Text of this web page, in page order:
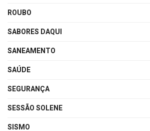
ROUBO
SABORES DAQUI
SANEAMENTO
SAÚDE
SEGURANÇA
SESSÃO SOLENE
SISMO